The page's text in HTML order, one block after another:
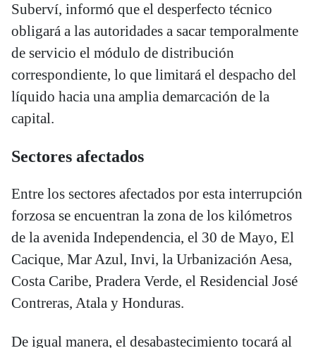
Suberví, informó que el desperfecto técnico
obligará a las autoridades a sacar temporalmente
de servicio el módulo de distribución
correspondiente, lo que limitará el despacho del
líquido hacia una amplia demarcación de la
capital.
Sectores afectados
Entre los sectores afectados por esta interrupción
forzosa se encuentran la zona de los kilómetros
de la avenida Independencia, el 30 de Mayo, El
Cacique, Mar Azul, Invi, la Urbanización Aesa,
Costa Caribe, Pradera Verde, el Residencial José
Contreras, Atala y Honduras.
De igual manera, el desabastecimiento tocará al